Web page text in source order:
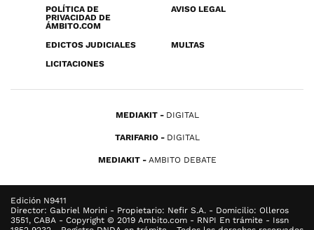
POLÍTICA DE
PRIVACIDAD DE
ÁMBITO.COM
AVISO LEGAL
EDICTOS JUDICIALES
MULTAS
LICITACIONES
MEDIAKIT DIGITAL
TARIFARIO DIGITAL
MEDIAKIT AMBITO DEBATE
Edición N9411
Director: Gabriel Morini - Propietario: Nefir S.A. - Domicilio: Olleros
3551, CABA - Copyright © 2019 Ambito.com - RNPI En trámite - Issn